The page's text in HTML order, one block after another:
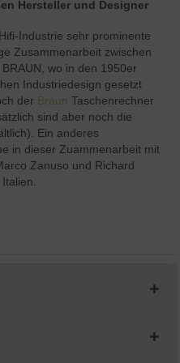
Hersteller und Designer
Industrie sehr prominente
Zusammenarbeit zwischen
wo in den 1950er
Industriedesign gesetzt
der BraunTaschenrechner
sind aber noch die
Ein anderes
in dieser Zuammenarbeit mit
Zanuso und Richard
Aktiv